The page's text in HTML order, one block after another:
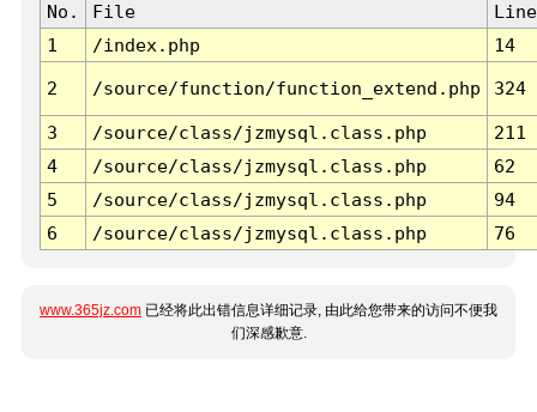
No. File
Line
1
/index.php 14
2 /source/function/function_extend.php 324
3 /source/class/jzmysql.class.php
211
4
/source/class/jzmysql.class.php
62
5
/source/class/jzmysql.class.php
94
6
/source/class/jzmysql.class.php 76
www.365jz.com 已经将此出错信息详细记录, 由此给您带来的访问不便我
们深感歉意.